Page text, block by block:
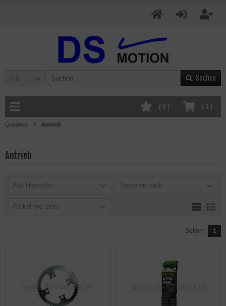
Alle Suchen
( 1 )
( 0 )
Quadteile Antrieb
Antrieb
Alle Hersteller Sortieren nach ...
Artikel pro Seite
Seiten: 1